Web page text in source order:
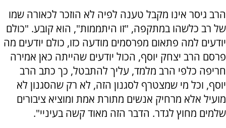
הרב גיסר אינו מקבל טענה לפיה לא הוזכר לכאורה שמו
של רב כלשהו במתקפה, "זו היתממות", הוא קובע. "כולם
יודעים למה פתאום מפרסמים מודעה כזו, כולם יודעים מה
פרסם הרב יצחק יוסף, הכול יודעים שהייתה כאן אמירה
חריפה כלפי הרב מלמד, עליך להתבטל, כך כתב הרב
יוסף, וכל מי שמצטרף לסגנון הזה, לא רק שהסגנון לא
מועיל אלא מרחיק אנשים מתורת אמת ומוציא ציבורים
שלמים מחוץ לגדר. הדבר הזה מאוד קשה בעיניי".